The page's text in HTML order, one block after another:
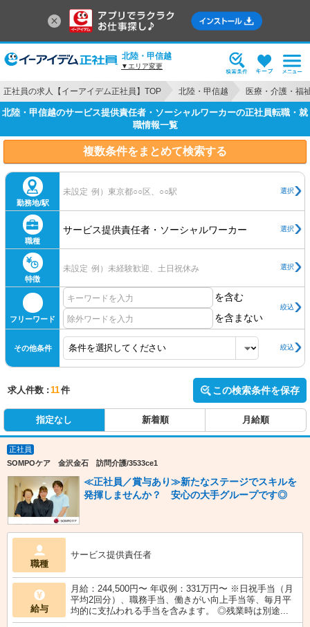
北陸・甲信越
▼エリア変更
正社員の求人【イーアイデム正社員】TOP 北陸・甲信越 医療・介護・福
北陸・甲信越のサービス提供責任者・ソーシャルワーカーの正社員転職・就
職情報一覧
複数条件をまとめて検索する
勤務地/駅
未設定 例）東京都○○区、○○駅 選択
職種
サービス提供責任者・ソーシャルワーカー 選択
特徴
未設定 例）未経験歓迎、土日祝休み 選択
フリーワード
を含む
を含まない
絞込
その他条件 絞込
求人件数 : 11件 この検索条件を保存
指定なし 新着順 月給順
正社員
SOMPOケア 金沢金石 訪問介護/3533ce1
≪正社員／賞与あり≫新たなステージでスキルを
発揮しませんか？ 安心の大手グループです◎
職種
サービス提供責任者
給与
月給：244,500円〜 年収例：331万円〜 ※日祝手当（月
平均2回分）、職務手当、働きがい向上手当等、毎月平
均的に支払われる手当を含みます。 ◎残業時は別途...